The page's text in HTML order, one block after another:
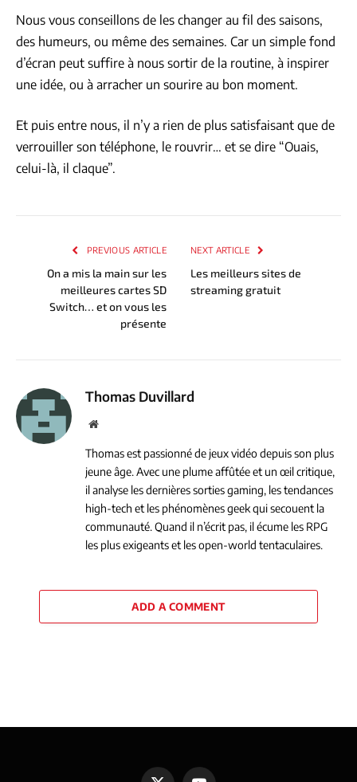
Nous vous conseillons de les changer au fil des saisons,
des humeurs, ou même des semaines. Car un simple fond
d’écran peut suffire à nous sortir de la routine, à inspirer
une idée, ou à arracher un sourire au bon moment.
Et puis entre nous, il n’y a rien de plus satisfaisant que de
verrouiller son téléphone, le rouvrir… et se dire “Ouais,
celui-là, il claque”.
PREVIOUS ARTICLE
On a mis la main sur les
meilleures cartes SD
Switch… et on vous les
présente
NEXT ARTICLE
Les meilleurs sites de
streaming gratuit
Thomas Duvillard
Website
Thomas est passionné de jeux vidéo depuis son plus
jeune âge. Avec une plume affûtée et un œil critique,
il analyse les dernières sorties gaming, les tendances
high-tech et les phénomènes geek qui secouent la
communauté. Quand il n’écrit pas, il écume les RPG
les plus exigeants et les open-world tentaculaires.
ADD A COMMENT